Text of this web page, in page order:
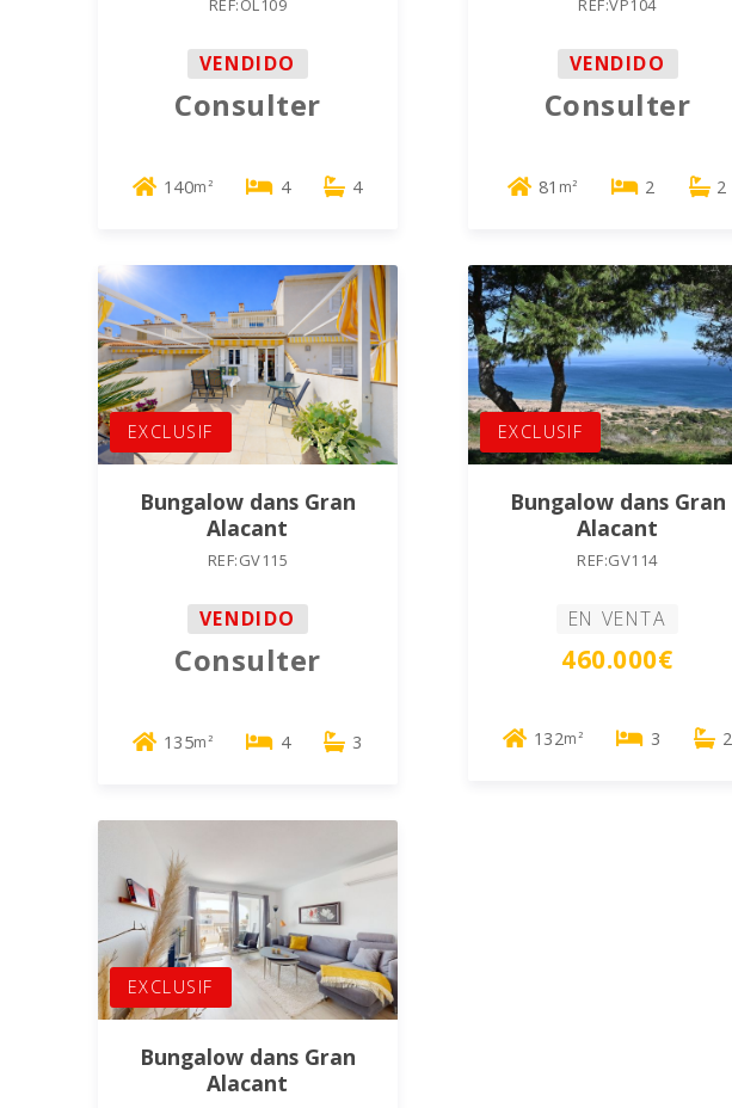
REF:OL109
VENDIDO
Consulter
140m² 4 4
REF:VP104
VENDIDO
Consulter
81 m² 2 2
EXCLUSIF
Bungalow dans Gran
Alacant
REF:GV115
VENDIDO
Consulter
135m² 4 3
EXCLUSIF
Bungalow dans Gran
Alacant
REF:GV114
EN VENTA
460.000€
132m² 3 2
EXCLUSIF
Bungalow dans Gran
Alacant